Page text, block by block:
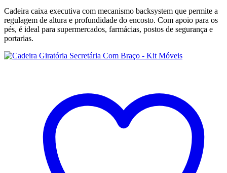
Cadeira caixa executiva com mecanismo backsystem que permite a
regulagem de altura e profundidade do encosto. Com apoio para os
pés, é ideal para supermercados, farmácias, postos de segurança e
portarias.